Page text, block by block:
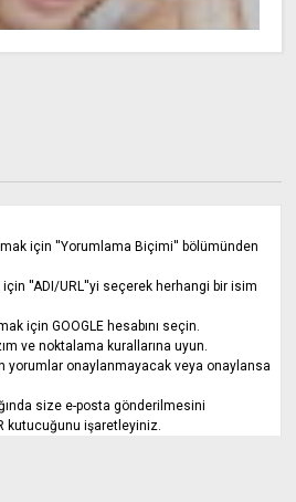
için ''Yorumlama Biçimi'' bölümünden
''ADI/URL''yi seçerek herhangi bir isim
için GOOGLE hesabını seçin.
ve noktalama kurallarına uyun.
yorumlar onaylanmayacak veya onaylansa
size e-posta gönderilmesini
kutucuğunu işaretleyiniz.